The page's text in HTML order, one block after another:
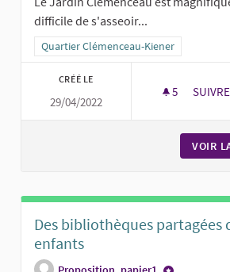
difficile de s'asseoir...
Filtrer les résultats pour le secteur :
Quartier Clémenceau-Kiener
CRÉÉ LE
29/04/2022
5 5
SUIVRE
VOIR
Des bibliothèques partagées
enfants